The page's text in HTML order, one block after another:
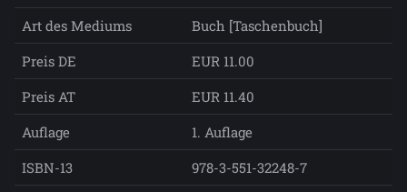
Art des Mediums
Buch [Taschenbuch]
Preis DE
EUR 11.00
Preis AT
EUR 11.40
Auflage
1. Auflage
ISBN-13
978-3-551-32248-7